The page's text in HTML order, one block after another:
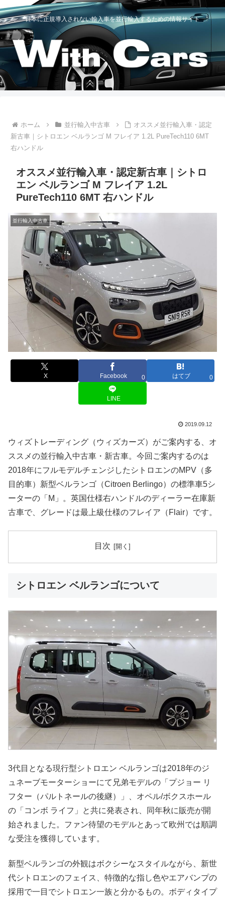
日本に正規導入されない輸入車を並行輸入するための情報サイト
ホーム 並行輸入中古車
オススメ並行輸入車・認定
新古車｜シトロエン ベルランゴ M フレイア 1.2L PureTech110 6MT
右ハンドル
オススメ並行輸入車・認定新古車｜シトロ
エン ベルランゴ M フレイア 1.2L
PureTech110 6MT 右ハンドル
並行輸入中古車
X Facebook 0 はてブ 0
LINE
2019.09.12
ウィズトレーディング（ウィズカーズ）がご案内する、オ
ススメの並行輸入中古車・新古車。今回ご案内するのは
2018年にフルモデルチェンジしたシトロエンのMPV（多
目的車）新型ベルランゴ（Citroen Berlingo）の標準車5シ
ーターの「M」。英国仕様右ハンドルのディーラー在庫新
古車で、グレードは最上級仕様のフレイア（Flair）です。
目次
シトロエン ベルランゴについて
3代目となる現行型シトロエン ベルランゴは2018年のジ
ュネーブモーターショーにて兄弟モデルの「プジョー リ
フター（パルトネールの後継）」、オペル/ボクスホール
の「コンボ ライフ」と共に発表され、同年秋に販売が開
始されました。ファン待望のモデルとあって欧州では順調
な受注を獲得しています。
新型ベルランゴの外観はボクシーなスタイルながら、新世
代シトロエンのフェイス、特徴的な指し色やエアバンプの
採用で一目でシトロエン一族と分かるもの。ボディタイプ